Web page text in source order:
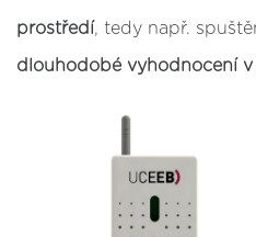
prostředí, tedy např.
dlouhodobé vyhodnocení